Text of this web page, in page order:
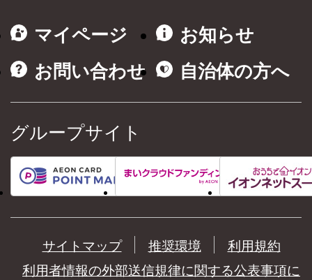
マイページ
お知らせ
お問い合わせ
自治体の方へ
グループサイト
サイトマップ 推奨環境
利用規約
利用者情報の外部送信規律に関する公表事項に